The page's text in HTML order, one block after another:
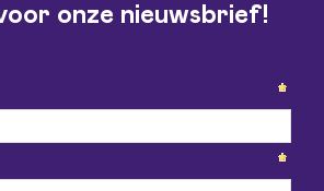
match te vinden. Zo
maar ook of de functie en
bij jou passen. Ons doel is
te creëren die zowel jou als
langdurig laat excelleren.
onze nieuwsbrief!